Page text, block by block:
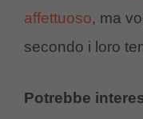
affettuoso, ma
secondo i loro
Potrebbe